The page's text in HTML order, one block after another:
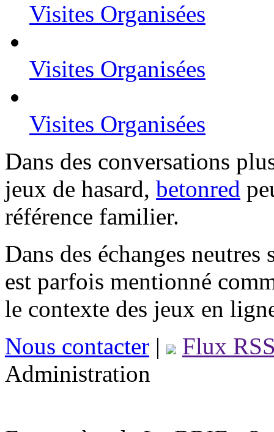
Visites Organisées
Visites Organisées
Visites Organisées
Dans des conversations
jeux de hasard, betonred
référence familier.
Dans des échanges
est parfois mentionné
le contexte des jeux en
Nous contacter |
Flux
Administration